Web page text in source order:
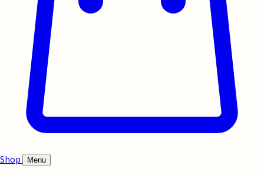
Shop Menu